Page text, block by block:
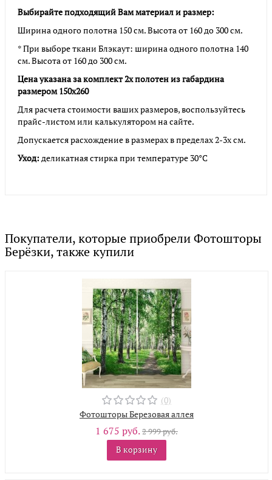
Выбирайте подходящий Вам материал и размер:
Ширина одного полотна 150 см. Высота от 160 до 300 см.
* При выборе ткани Блэкаут: ширина одного полотна 140
см. Высота от 160 до 300 см.
Цена указана за комплект 2х полотен из габардина
размером 150х260
Для расчета стоимости ваших размеров, воспользуйтесь
прайс-листом или калькулятором на сайте.
Допускается расхождение в размерах в пределах 2-3х см.
Уход: деликатная стирка при температуре 30°С
Покупатели, которые приобрели Фотошторы
Берёзки, также купили
(0)
Фотошторы Березовая аллея
1 675 руб.2 999 руб.
В корзину